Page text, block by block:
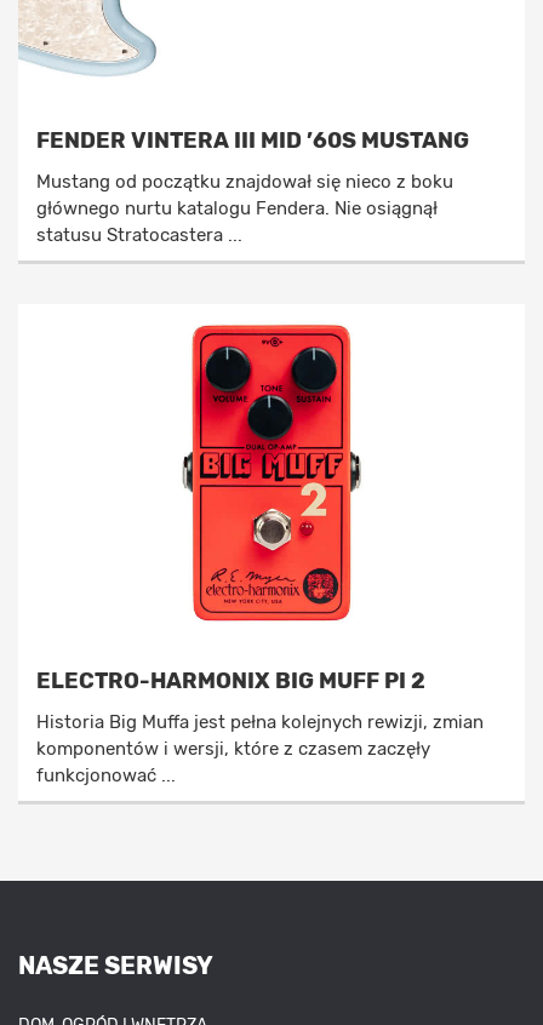
FENDER VINTERA III MID ’60S MUSTANG
Mustang od początku znajdował się nieco z boku
głównego nurtu katalogu Fendera. Nie osiągnął
statusu Stratocastera ...
ELECTRO-HARMONIX BIG MUFF PI 2
Historia Big Muffa jest pełna kolejnych rewizji, zmian
komponentów i wersji, które z czasem zaczęły
funkcjonować ...
NASZE SERWISY